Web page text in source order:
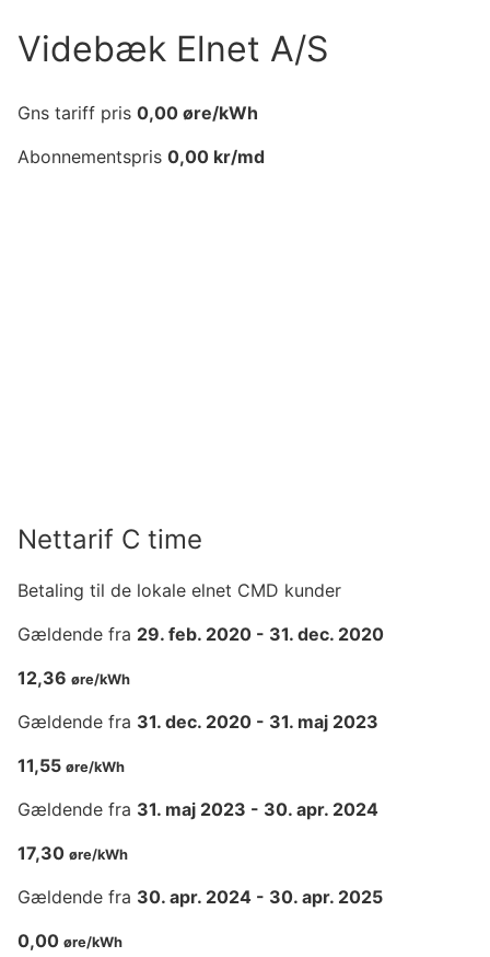
Videbæk Elnet A/S
Gns tariff pris 0,00 øre/kWh
Abonnementspris 0,00 kr/md
Nettarif C time
Betaling til de lokale elnet CMD kunder
Gældende fra 29. feb. 2020 - 31. dec. 2020
12,36 øre/kWh
Gældende fra 31. dec. 2020 - 31. maj 2023
11,55 øre/kWh
Gældende fra 31. maj 2023 - 30. apr. 2024
17,30 øre/kWh
Gældende fra 30. apr. 2024 - 30. apr. 2025
0,00 øre/kWh